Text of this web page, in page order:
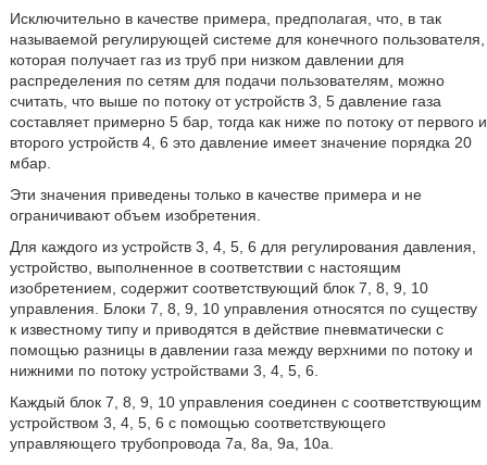
Исключительно в качестве примера, предполагая, что, в так
называемой регулирующей системе для конечного пользователя,
которая получает газ из труб при низком давлении для
распределения по сетям для подачи пользователям, можно
считать, что выше по потоку от устройств 3, 5 давление газа
составляет примерно 5 бар, тогда как ниже по потоку от первого и
второго устройств 4, 6 это давление имеет значение порядка 20
мбар.
Эти значения приведены только в качестве примера и не
ограничивают объем изобретения.
Для каждого из устройств 3, 4, 5, 6 для регулирования давления,
устройство, выполненное в соответствии с настоящим
изобретением, содержит соответствующий блок 7, 8, 9, 10
управления. Блоки 7, 8, 9, 10 управления относятся по существу
к известному типу и приводятся в действие пневматически с
помощью разницы в давлении газа между верхними по потоку и
нижними по потоку устройствами 3, 4, 5, 6.
Каждый блок 7, 8, 9, 10 управления соединен с соответствующим
устройством 3, 4, 5, 6 с помощью соответствующего
управляющего трубопровода 7а, 8а, 9а, 10а.